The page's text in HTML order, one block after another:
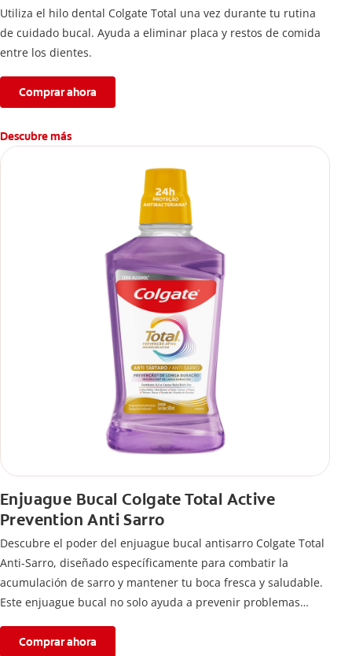
Utiliza el hilo dental Colgate Total una vez durante tu rutina
de cuidado bucal. Ayuda a eliminar placa y restos de comida
entre los dientes.
Comprar ahora
Descubre más
Enjuague Bucal Colgate Total Active
Prevention Anti Sarro
Descubre el poder del enjuague bucal antisarro Colgate Total
Anti-Sarro, diseñado específicamente para combatir la
acumulación de sarro y mantener tu boca fresca y saludable.
Este enjuague bucal no solo ayuda a prevenir problemas
Comprar ahora